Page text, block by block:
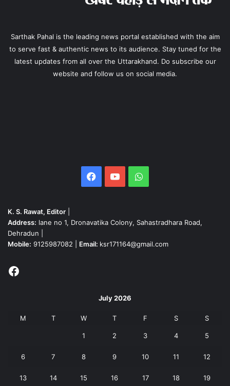
Sarthak Pahal is the leading news portal established with the aim
to serve fast & authentic news to its audience. Stay tuned for the
latest updates from all over the Uttarakhand. Do subscribe our
website and follow us on social media.
Facebook
YouTubeWhatsApp
K. S. Rawat, Editor
Address: lane no 1, Dronavatika Colony, Sahastradhara Road,
Dehradun |
Mobile: 9125987082 | Email: ksr171164@gmail.com
Facebook
July 2026
M T W T F S S
1 2 3 4 5
6 7 8 9 10 11 12
13 14 15 16 17 18 19